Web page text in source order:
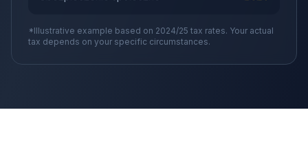
*Illustrative example based on 2024/25 tax rates. Your actual
tax depends on your specific circumstances.